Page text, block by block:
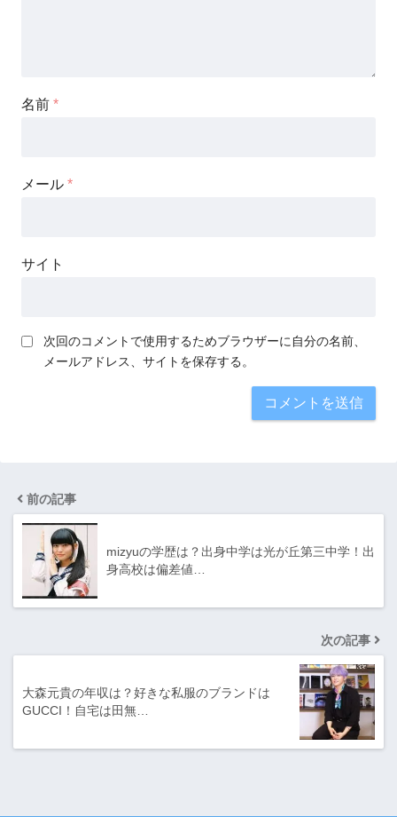
名前 *
メール *
サイト
次回のコメントで使用するためブラウザーに自分の名前、
メールアドレス、サイトを保存する。
前の記事
mizyuの学歴は？出身中学は光が丘第三中学！出
身高校は偏差値…
次の記事
大森元貴の年収は？好きな私服のブランドは
GUCCI！自宅は田無…